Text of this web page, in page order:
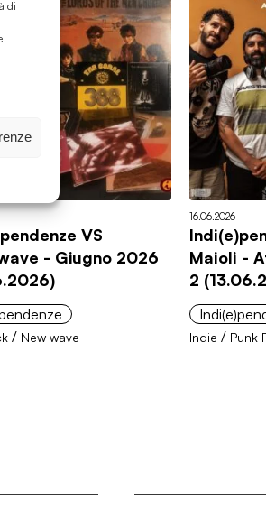
di
VS
- Giugno 2026
/ New wave
16.06.2026
Maioli -
2
Indie / Punk